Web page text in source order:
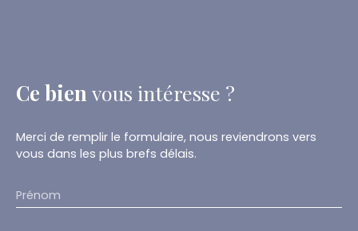
Ce bien vous intéresse ?
Merci de remplir le formulaire, nous reviendrons vers
vous dans les plus brefs délais.
Prénom